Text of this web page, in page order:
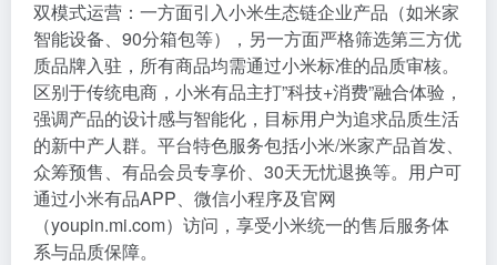
双模式运营：一方面引入小米生态链企业产品（如米家
智能设备、90分箱包等），另一方面严格筛选第三方优
质品牌入驻，所有商品均需通过小米标准的品质审核。
区别于传统电商，小米有品主打”科技+消费”融合体验，
强调产品的设计感与智能化，目标用户为追求品质生活
的新中产人群。平台特色服务包括小米/米家产品首发、
众筹预售、有品会员专享价、30天无忧退换等。用户可
通过小米有品APP、微信小程序及官网
（youpin.mi.com）访问，享受小米统一的售后服务体
系与品质保障。